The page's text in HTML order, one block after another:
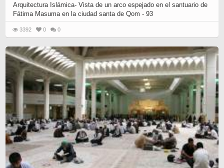
Arquitectura Islámica- Vista de un arco espejado en el santuario de
Fátima Masuma en la ciudad santa de Qom - 93
3392 0 0